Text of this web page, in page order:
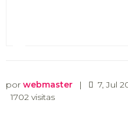
por webmaster | 7, Jul
1702 visitas